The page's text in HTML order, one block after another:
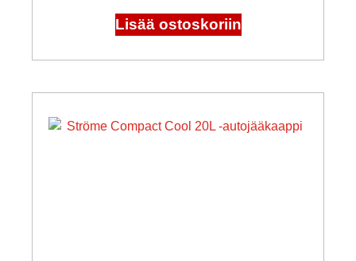
Lisää ostoskoriin